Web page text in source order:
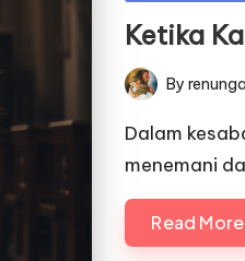
Ketika
Posted
by
By
Dalam
menemani
Read More